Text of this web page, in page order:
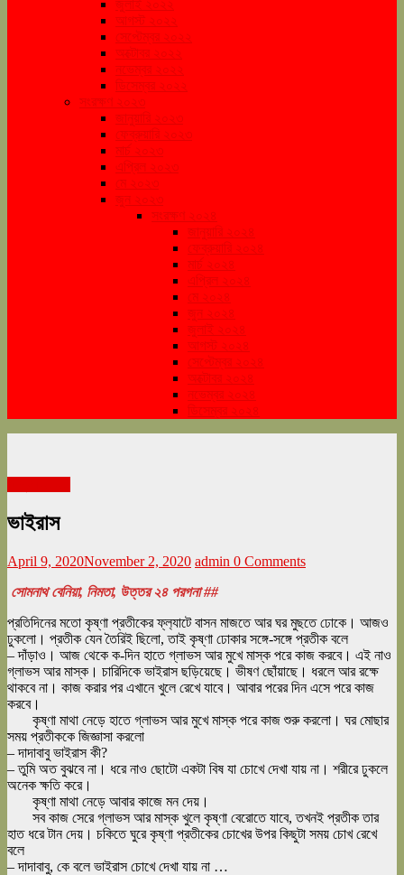
জুলাই ২০২২
আগস্ট ২০২২
সেপ্টেম্বর ২০২২
অক্টোবর ২০২২
নভেম্বর ২০২২
ডিসেম্বর ২০২২
সংরক্ষণ ২০২৩
জানুয়ারি ২০২৩
ফেব্রুয়ারি ২০২৩
মার্চ ২০২৩
এপ্রিল ২০২৩
মে ২০২৩
জুন ২০২৩
সংরক্ষণ ২০২৪
জানুয়ারি ২০২৪
ফেব্রুয়ারি ২০২৪
মার্চ ২০২৪
এপ্রিল ২০২৪
মে ২০২৪
জুন ২০২৪
জুলাই ২০২৪
আগস্ট ২০২৪
সেপ্টেম্বর ২০২৪
অক্টোবর ২০২৪
নভেম্বর ২০২৪
ডিসেম্বর ২০২৪
ভাইরাস
April 9, 2020November 2, 2020 admin 0 Comments
সোমনাথ বেনিয়া, নিমতা, উত্তর ২৪ পরগনা ##
প্রতিদিনের মতো কৃষ্ণা প্রতীকের ফ্ল‍্যাটে বাসন মাজতে আর ঘর মুছতে ঢোকে। আজ‌ও
ঢুকলো। প্রতীক যেন তৈরি‌ই ছিলো, তাই কৃষ্ণা ঢোকার সঙ্গে-সঙ্গে প্রতীক বলে
– দাঁড়াও। আজ থেকে ক-দিন হাতে গ্লাভস আর মুখে মাস্ক পরে কাজ করবে। এই নাও
গ্লাভস আর মাস্ক। চারিদিকে ভাইরাস ছড়িয়েছে। ভীষণ ছোঁয়াছে। ধরলে আর রক্ষে
থাকবে না। কাজ করার পর এখানে খুলে রেখে যাবে। আবার পরের দিন এসে পরে কাজ
করবে।
কৃষ্ণা মাথা নেড়ে হাতে গ্লাভস আর মুখে মাস্ক পরে কাজ শুরু করলো। ঘর মোছার
সময় প্রতীককে জিজ্ঞাসা করলো
– দাদাবাবু ভাইরাস কী?
– তুমি অত বুঝবে না। ধরে নাও ছোটো একটা বিষ যা চোখে দেখা যায় না। শরীরে ঢুকলে
অনেক ক্ষতি করে।
কৃষ্ণা মাথা নেড়ে আবার কাজে মন দেয়।
সব কাজ সেরে গ্লাভস আর মাস্ক খুলে কৃষ্ণা বেরোতে যাবে, তখন‌ই প্রতীক তার
হাত ধরে টান দেয়। চকিতে ঘুরে কৃষ্ণা প্রতীকের চোখের উপর কিছুটা সময় চোখ রেখে
বলে
– দাদাবাবু, কে বলে ভাইরাস চোখে দেখা যায় না …